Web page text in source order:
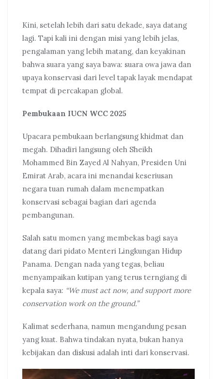
Kini, setelah lebih dari satu dekade, saya datang
lagi. Tapi kali ini dengan misi yang lebih jelas,
pengalaman yang lebih matang, dan keyakinan
bahwa suara yang saya bawa: suara owa jawa dan
upaya konservasi dari level tapak layak mendapat
tempat di percakapan global.
Pembukaan IUCN WCC 2025
Upacara pembukaan berlangsung khidmat dan
megah. Dihadiri langsung oleh Sheikh
Mohammed Bin Zayed Al Nahyan, Presiden Uni
Emirat Arab, acara ini menandai keseriusan
negara tuan rumah dalam menempatkan
konservasi sebagai bagian dari agenda
pembangunan.
Salah satu momen yang membekas bagi saya
datang dari pidato Menteri Lingkungan Hidup
Panama. Dengan nada yang tegas, beliau
menyampaikan kutipan yang terus terngiang di
kepala saya: “We must act now, and support more
conservation work on the ground.”
Kalimat sederhana, namun mengandung pesan
yang kuat. Bahwa tindakan nyata, bukan hanya
kebijakan dan diskusi adalah inti dari konservasi.